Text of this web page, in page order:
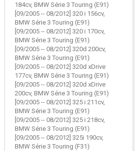
184cv, BMW Série 3 Touring (E91)
[09/2005 -- 08/2012] 320 i 156cv,
BMW Série 3 Touring (E91)
[09/2005 -- 08/2012] 320 i 170cv,
BMW Série 3 Touring (E91)
[09/2005 -- 08/2012] 320d 200cv,
BMW Série 3 Touring (E91)
[09/2005 -- 08/2012] 320d xDrive
177cv, BMW Série 3 Touring (E91)
[09/2005 -- 08/2012] 320d xDrive
200cv, BMW Série 3 Touring (E91)
[09/2005 -- 08/2012] 325 i 211cv,
BMW Série 3 Touring (E91)
[09/2005 -- 08/2012] 325 i 218cv,
BMW Série 3 Touring (E91)
[09/2005 -- 08/2012] 325i 190cv,
BMW Série 3 Touring (F31)